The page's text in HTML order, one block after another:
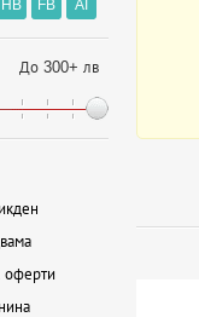
HB FB AI
До 300+ лв